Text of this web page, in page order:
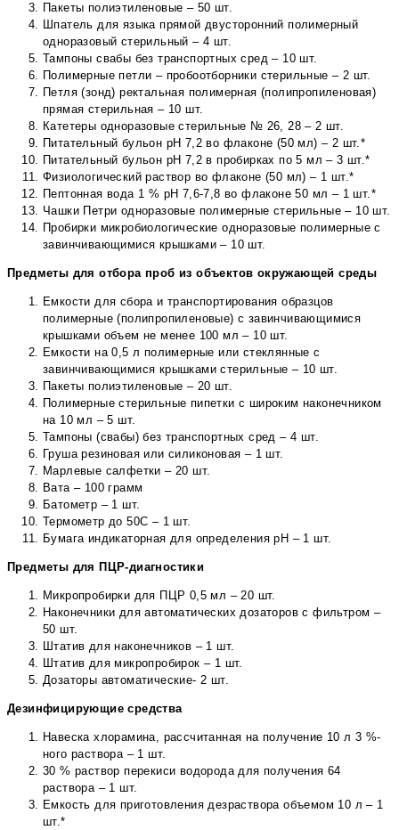
Пакеты полиэтиленовые – 50 шт.
Шпатель для языка прямой двусторонний полимерный
одноразовый стерильный – 4 шт.
Тампоны свабы без транспортных сред – 10 шт.
Полимерные петли – пробоотборники стерильные – 2 шт.
Петля (зонд) ректальная полимерная (полипропиленовая)
прямая стерильная – 10 шт.
Катетеры одноразовые стерильные № 26, 28 – 2 шт.
Питательный бульон рН 7,2 во флаконе (50 мл) – 2 шт.*
Питательный бульон рН 7,2 в пробирках по 5 мл – 3 шт.*
Физиологический раствор во флаконе (50 мл) – 1 шт.*
Пептонная вода 1 % рН 7,6-7,8 во флаконе 50 мл – 1 шт.*
Чашки Петри одноразовые полимерные стерильные – 10 шт.
Пробирки микробиологические одноразовые полимерные с
завинчивающимися крышками – 10 шт.
Предметы для отбора проб из объектов окружающей среды
Емкости для сбора и транспортирования образцов
полимерные (полипропиленовые) с завинчивающимися
крышками объем не менее 100 мл – 10 шт.
Емкости на 0,5 л полимерные или стеклянные с
завинчивающимися крышками стерильные – 10 шт.
Пакеты полиэтиленовые – 20 шт.
Полимерные стерильные пипетки с широким наконечником
на 10 мл – 5 шт.
Тампоны (свабы) без транспортных сред – 4 шт.
Груша резиновая или силиконовая – 1 шт.
Марлевые салфетки – 20 шт.
Вата – 100 грамм
Батометр – 1 шт.
Термометр до 50С – 1 шт.
Бумага индикаторная для определения рН – 1 шт.
Предметы для ПЦР-диагностики
Микропробирки для ПЦР 0,5 мл – 20 шт.
Наконечники для автоматических дозаторов с фильтром –
50 шт.
Штатив для наконечников – 1 шт.
Штатив для микропробирок – 1 шт.
Дозаторы автоматические- 2 шт.
Дезинфицирующие средства
Навеска хлорамина, рассчитанная на получение 10 л 3 %-
ного раствора – 1 шт.
30 % раствор перекиси водорода для получения 64
раствора – 1 шт.
Емкость для приготовления дезраствора объемом 10 л – 1
шт.*